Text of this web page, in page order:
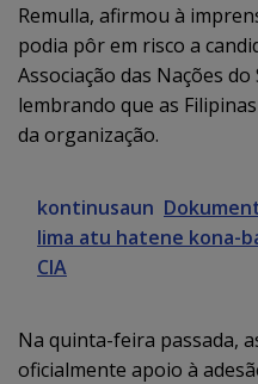
Remulla, afirmou à
podia pôr em risco a
Associação das Nações do
lembrando que as
da organização.
kontinusaun
lima atu hatene kona-
CIA
Na quinta-feira passada,
oficialmente apoio à